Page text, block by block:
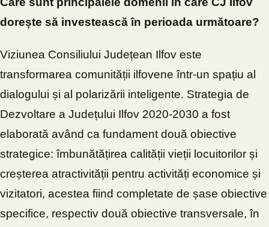
dorește să investească în perioada următoare?
Viziunea Consiliului Județean Ilfov este
transformarea comunității ilfovene într-un spațiu al
dialogului și al polarizării inteligente. Strategia de
Dezvoltare a Județului Ilfov 2020-2030 a fost
elaborată având ca fundament două obiective
strategice: îmbunătățirea calității vieții locuitorilor și
creșterea atractivității pentru activități economice și
vizitatori, acestea fiind completate de șase obiective
specifice, respectiv două obiective transversale, în